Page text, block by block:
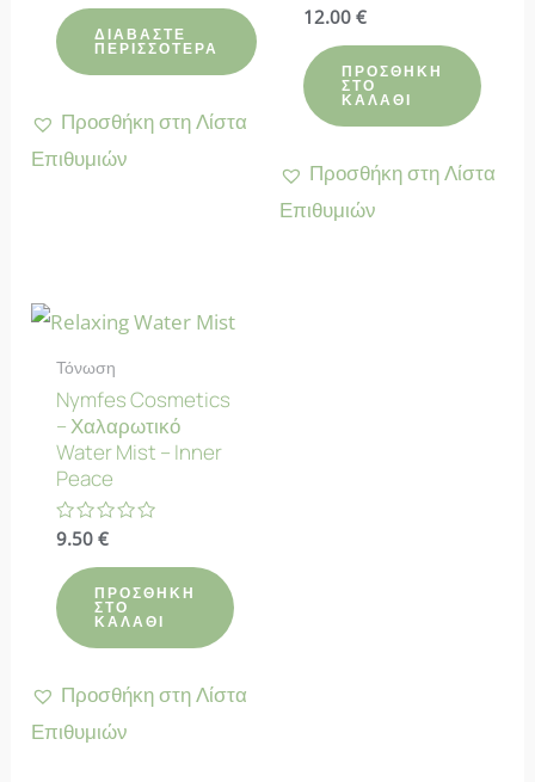
5.00
από 5ΔΙΑΒΆΣΤΕ
ΠΕΡΙΣΣΌΤΕΡΑ
Προσθήκη στη Λίστα
Επιθυμιών
Βαθμολογήθηκε
4.67
από 5
12.00€
ΠΡΟΣΘΉΚΗ
ΣΤΟ
ΚΑΛΆΘΙ
Προσθήκη στη Λίστα
Επιθυμιών
Τόνωση
Nymfes Cosmetics
– Χαλαρωτικό
Water Mist – Inner
Peace
Βαθμολογήθηκε
από
5
9.50 €
ΠΡΟΣΘΉΚΗ
ΣΤΟ
ΚΑΛΆΘΙ
Προσθήκη στη Λίστα
Επιθυμιών